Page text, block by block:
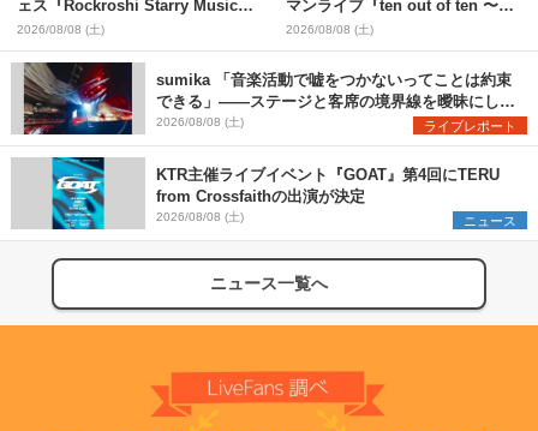
ェス『Rockroshi Starry Music
Festival 2026』第3弾出演者とし
てSCOOBIE DO、かりゆし58、
Reiを発表
2026/08/08 (土)
マンライブ『ten out of ten 〜
one man〜』を11月に開催決定
2026/08/08 (土)
sumika 「音楽活動で嘘をつかないってことは約束
できる」――ステージと客席の境界線を曖昧にし
た、ツアーファイナル武道館公演レポート
2026/08/08 (土) ライブレポート
KTR主催ライブイベント『GOAT』第4回にTERU
from Crossfaithの出演が決定
2026/08/08 (土) ニュース
ニュース一覧へ